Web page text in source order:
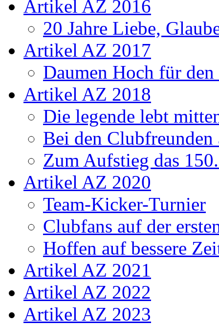
Artikel AZ 2016
20 Jahre Liebe,
Artikel AZ 2017
Daumen Hoch für
Artikel AZ 2018
Die legende lebt
Bei den
Zum Aufstieg das
Artikel AZ 2020
Team-Kicker-Turnier
Clubfans auf der
Hoffen auf bessere
Artikel AZ 2021
Artikel AZ 2022
Artikel AZ 2023